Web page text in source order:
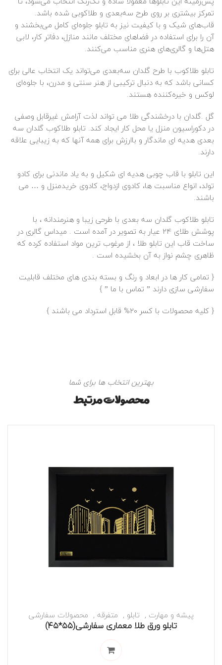
تمرکز بیشتری بر روی طرح سه‌بعدی و طلاکوبی شده باشد.
قاب‌های شیک و با کیفیت نیز به تابلو جلوه‌ای کامل می‌بخشند و
آن را برای استفاده در فضاهای مختلف مانند منازل، دفاتر کار، لابی
هتل‌ها و گالری‌های هنری مناسب می‌کنند.
تابلو طلاکوب با طرح گلدان سه‌بعدی می‌تواند یک انتخاب عالی برای
کسانی باشد که به دنبال ترکیبی از هنر سنتی و مدرن، با جلوه‌ای
لوکس و خیره‌کننده هستند.
گل .گلدان با درخشندگی طلا می تواند لذت آرامش غیرقابل وصفی
در دکوراسیون منزل یا محل کار ایجاد کند. تابلو طلاکوب گلدان سه
بعدی هدیه ای ماندگار و باارزش برای همه آنها که به زیبایی علاقه
دارند.
این تابلو با قاب چوبی هدیه ای شکیل و به یاد ماندنی برای کادو
تولد، انواع مناسبت ها، کادوی ازدواج، کادوی خریدمنزل و … می
باشند.
تابلو طلاکوب گلدان سه بعدی با طرحی زیبا و هنرمندانه ، با
پوشش طلای 24 عیار به تصویر در آمده است . میداس گالری در
ساخت قاب این تابلو طلا ، از مرغوب ترین مواد استفاده کرده که
ظاهری چشم نواز به آن بخشیده است .
{ تمامی کار ها در ابعاد و رنگ و بسته بندی های مختلف قابلیت
سفارشی سازی دارند ” تماس با ما ” }
{ کلیه محصولات با کسر 20% قابل استرداد می باشند }
بهترین انتخاب ها برای شما
محصولات مرتبط
پیشه و مهارت تابلو متفرقه محصولات سفارشی
تابلو ورق طلا معماری سفارشی(۵۵*۴۵)